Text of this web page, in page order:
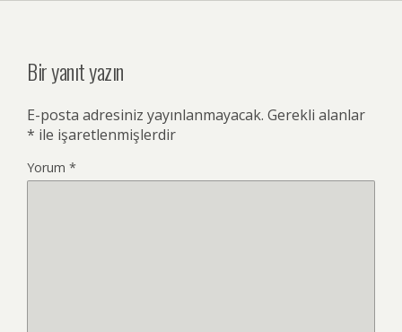
Bir yanıt yazın
E-posta adresiniz yayınlanmayacak. Gerekli alanlar
* ile işaretlenmişlerdir
Yorum *